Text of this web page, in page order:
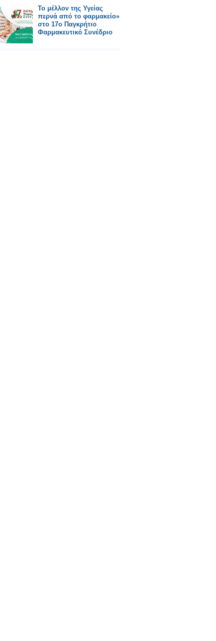
Το μέλλον της Υγείας
περνά από το φαρμακείο»
στο 17ο Παγκρήτιο
Φαρμακευτικό Συνέδριο